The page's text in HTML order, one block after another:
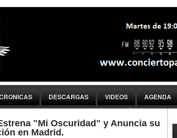
DESCARGAS VIDEOS AGENDA
"Mi Oscuridad" y Anuncia su
en Madrid.